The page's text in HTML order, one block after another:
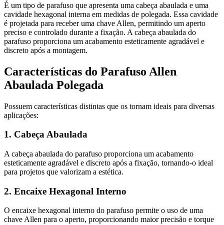
É um tipo de parafuso que apresenta uma cabeça abaulada e uma
cavidade hexagonal interna em medidas de polegada. Essa cavidade
é projetada para receber uma chave Allen, permitindo um aperto
preciso e controlado durante a fixação. A cabeça abaulada do
parafuso proporciona um acabamento esteticamente agradável e
discreto após a montagem.
Características do Parafuso Allen
Abaulada Polegada
Possuem características distintas que os tornam ideais para diversas
aplicações:
1. Cabeça Abaulada
A cabeça abaulada do parafuso proporciona um acabamento
esteticamente agradável e discreto após a fixação, tornando-o ideal
para projetos que valorizam a estética.
2. Encaixe Hexagonal Interno
O encaixe hexagonal interno do parafuso permite o uso de uma
chave Allen para o aperto, proporcionando maior precisão e torque